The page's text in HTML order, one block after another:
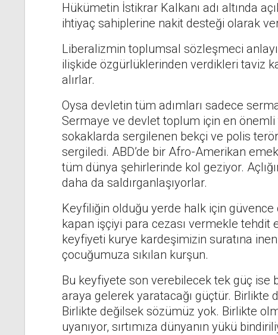
Hükümetin İstikrar Kalkanı adı altında
ihtiyaç sahiplerine nakit desteği olarak
Liberalizmin toplumsal sözleşmeci
ilişkide özgürlüklerinden verdikleri taviz
alırlar.
Oysa devletin tüm adımları sadece
Sermaye ve devlet toplum için en
sokaklarda sergilenen bekçi ve polis
sergiledi. ABD’de bir Afro-Amerikan
tüm dünya şehirlerinde kol geziyor.
daha da saldırganlaşıyorlar.
Keyfiliğin olduğu yerde halk için
kapan işçiyi para cezası vermekle tehdit
keyfiyeti kurye kardeşimizin suratına
çocuğumuza sıkılan kurşun.
Bu keyfiyete son verebilecek tek güç ise
araya gelerek yaratacağı güçtür. Birlikte
Birlikte değilsek sözümüz yok. Birlikte
uyanıyor, sırtımıza dünyanın yükü